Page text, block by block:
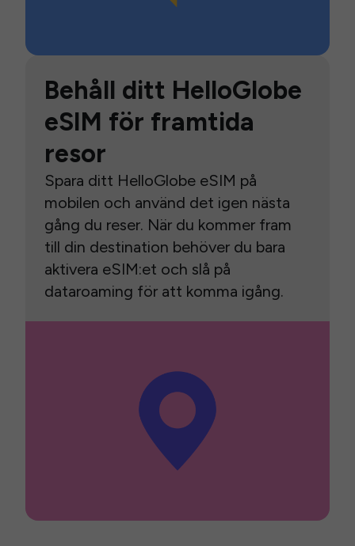
Behåll ditt HelloGlobe
eSIM för framtida
resor
Spara ditt HelloGlobe eSIM på
mobilen och använd det igen nästa
gång du reser. När du kommer fram
till din destination behöver du bara
aktivera eSIM:et och slå på
dataroaming för att komma igång.